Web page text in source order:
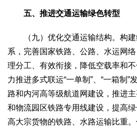
五、推进交通运输绿色转型
（九）优化交通运输结构。构建
系，完善国家铁路、公路、水运网
理分工、有效衔接，降低空载率和
力推进多式联运“一单制”、“一箱制”
路和内河高等级航道网建设，推进
和物流园区铁路专用线建设，提高
高大宗货物的铁路、水路运输比重